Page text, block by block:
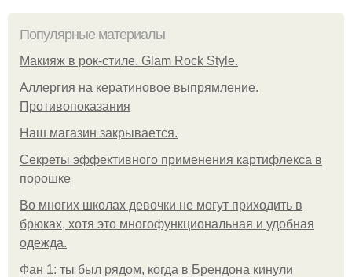
Популярные материалы
Макияж в рок-стиле. Glam Rock Style.
Аллергия на кератиновое выпрямление.
Противопоказания
Нaш магaзин зaкрывaeтся.
Секреты эффективного применения картифлекса в
порошке
Во многих школах девочки не могут приходить в
брюках, хотя это многофункциональная и удобная
одежда.
Фан 1: ты был рядом, когда в Брендона кинули